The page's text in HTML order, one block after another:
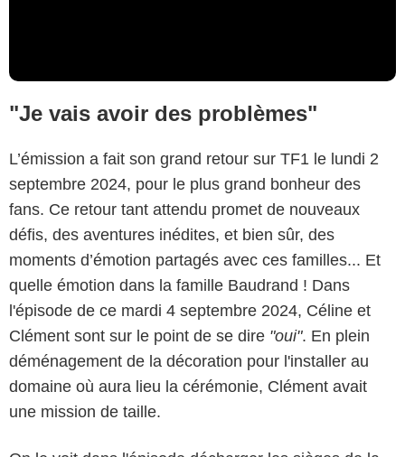
"Je vais avoir des problèmes"
L’émission a fait son grand retour sur TF1 le lundi 2
septembre 2024, pour le plus grand bonheur des
fans. Ce retour tant attendu promet de nouveaux
défis, des aventures inédites, et bien sûr, des
moments d’émotion partagés avec ces familles... Et
quelle émotion dans la famille Baudrand ! Dans
l'épisode de ce mardi 4 septembre 2024, Céline et
Clément sont sur le point de se dire "oui". En plein
déménagement de la décoration pour l'installer au
domaine où aura lieu la cérémonie, Clément avait
une mission de taille.